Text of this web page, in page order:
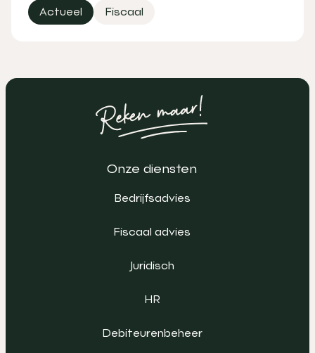
Actueel Fiscaal
Onze diensten
Bedrijfsadvies
Fiscaal advies
Juridisch
HR
Debiteurenbeheer